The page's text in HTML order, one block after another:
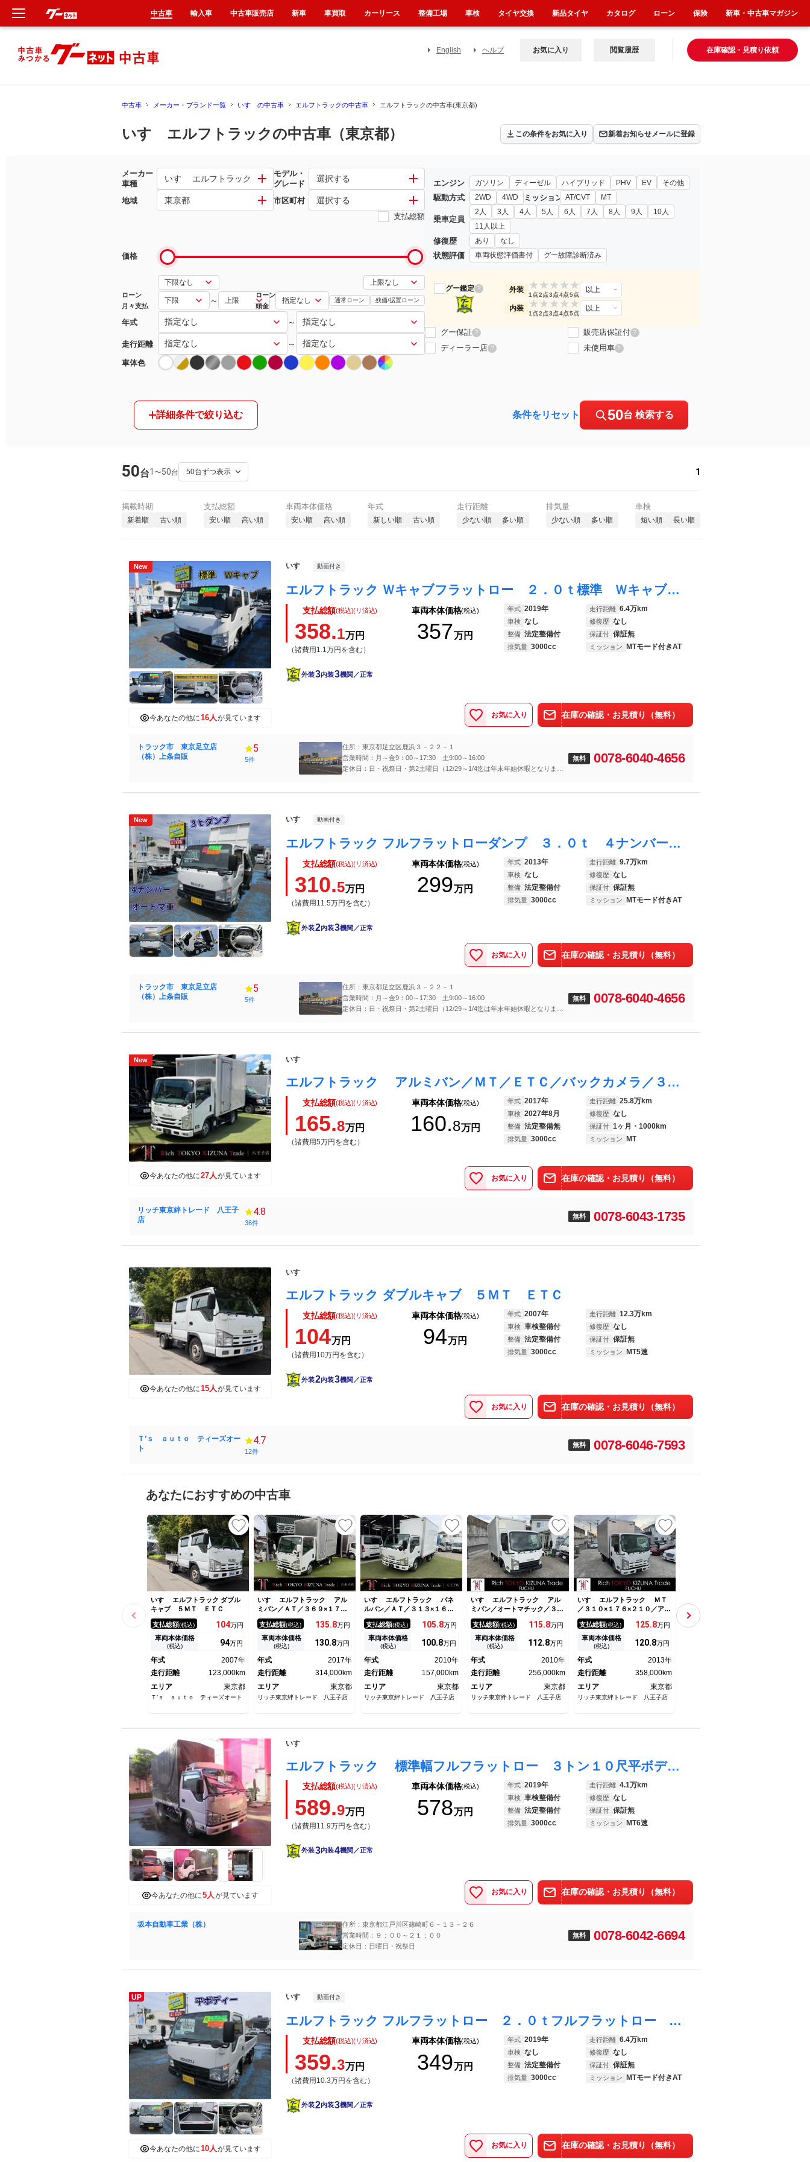
English ヘルプ 在庫確認・見積り依頼
お気に入り 閲覧履歴
中古車 メーカー・ブランド一覧 いすゞの中古車 エルフトラックの中古車 エルフトラックの中古車(東京都)
いすゞエルフトラックの中古車（東京都） この条件をお気に入り 新着お知らせメールに登録
メーカー
車種
いすゞ エルフトラック
モデル・
グレード
選択する
地域 東京都 市区町村 選択する
支払総額
価格
ローン
月々支払
～
ローン
頭金
通常ローン 残価/据置ローン
年式 ～
走行距離 ～
車体色
エンジン ガソリン ディーゼル ハイブリッド PHV EV その他
駆動方式 2WD 4WD ミッション AT/CVT MT
乗車定員
2人 3人 4人 5人 6人 7人 8人 9人
10人
11人以上
修復歴 あり なし
状態評価 車両状態評価書付 グー故障診断済み
グー鑑定 ? 外装 ★
1点
★
2点
★
3点
★
4点
★
5点
以上
内装 ★
1点
★
2点
★
3点
★
4点
★
5点
以上
グー保証 ? 販売店保証付 ?
ディーラー店 ? 未使用車 ?
詳細条件で絞り込む 条件をリセット 50台 検索する
50台1 〜50台 1
掲載時期
新着順 古い順
支払総額
安い順 高い順
車両本体価格
安い順 高い順
年式
新しい順 古い順
走行距離
少ない順 多い順
排気量
少ない順 多い順
車検
短い順 長い順
New
今あなたの他に16人が見ています
いすゞ 動画付き
エルフトラック Ｗキャブフラットロー ２．０ｔ標準 Ｗキャブ フルフラットロー 木製荷台・鳥居下板張 リヤヒーター キーレス セキュリティー 社外ＥＴＣ
支払総額(税込)(リ済込)
358.1万円
（諸費用1.1万円を含む）
車両本体価格(税込)
357万円
年式 2019年 走行距離 6.4万km
車検 なし 修復歴 なし
整備 法定整備付 保証付 保証無
排気量 3000cc ミッション MTモード付きAT
外装3内装3機関／正常
お気に入り 在庫の確認・お見積り（無料）
トラック市 東京足立店
（株）上条自販
5
5件
住所：東京都足立区鹿浜３－２２－１
営業時間：月～金9：00～17:30 土9:00～16:00
定休日：日・祝祭日・第2土曜日（12/29～1/4迄は年末年始休暇となりま
無料 0078-6040-4656
New いすゞ 動画付き
エルフトラック フルフラットローダンプ ３．０ｔ ４ナンバー 強化３方開ダンプ １０尺ボディー 左右手動コボレーン 社外ＥＴＣ
支払総額(税込)(リ済込)
310.5万円
（諸費用11.5万円を含む）
車両本体価格(税込)
299万円
年式 2013年 走行距離 9.7万km
車検 なし 修復歴 なし
整備 法定整備付 保証付 保証無
排気量 3000cc ミッション MTモード付きAT
外装2内装3機関／正常
お気に入り 在庫の確認・お見積り（無料）
トラック市 東京足立店
（株）上条自販
5
5件
住所：東京都足立区鹿浜３－２２－１
営業時間：月～金9：00～17:30 土9:00～16:00
定休日：日・祝祭日・第2土曜日（12/29～1/4迄は年末年始休暇となりま
無料 0078-6040-4656
New
今あなたの他に27人が見ています
いすゞ
エルフトラック アルミバン／ＭＴ／ＥＴＣ／バックカメラ／３１０×１７７×２０３／オーバーヘッドコンソール／ドライブレコーダー／電動格納ミラー／ラッシングレール二段／サイドドア
支払総額(税込)(リ済込)
165.8万円
（諸費用5万円を含む）
車両本体価格(税込)
160.8万円
年式 2017年 走行距離 25.8万km
車検 2027年8月 修復歴 なし
整備 法定整備無 保証付 1ヶ月・1000km
排気量 3000cc ミッション MT
お気に入り 在庫の確認・お見積り（無料）
リッチ東京絆トレード 八王子
店
4.8
36件
無料 0078-6043-1735
今あなたの他に15人が見ています
いすゞ
エルフトラック ダブルキャブ ５ＭＴ ＥＴＣ
支払総額(税込)(リ済込)
104万円
（諸費用10万円を含む）
車両本体価格(税込)
94万円
年式 2007年 走行距離 12.3万km
車検 車検整備付 修復歴 なし
整備 法定整備付 保証付 保証無
排気量 3000cc ミッション MT5速
外装2内装3機関／正常
お気に入り 在庫の確認・お見積り（無料）
Ｔ’ｓ ａｕｔｏ ティーズオー
ト
4.7
12件
無料 0078-6046-7593
あなたにおすすめの中古車
いすゞ エルフトラック ダブル
キャブ ５ＭＴ ＥＴＣ
支払総額(税込) 104万円
車両本体価格
(税込) 94万円
年式
2007年
走行距離
123,000km
エリア
東京都
Ｔ’ｓ ａｕｔｏ ティーズオート
いすゞ エルフトラック アル
ミバン／ＡＴ／３６９×１７７×
２３４／バックカメラ／ＥＴＣ
／オーバーヘッドコンソール／
社外デッキ ＣＮ－ＲＥ０３Ｄ
／ラッシングレール二段
支払総額(税込) 135.8万円
車両本体価格
(税込) 130.8万円
年式
2017年
走行距離
314,000km
エリア
東京都
リッチ東京絆トレード 八王子店
いすゞ エルフトラック パネ
ルバン／ＡＴ／３１３×１６９×
２０８／ＥＴＣ／バックカメラ
／電動格納ミラー／ラッシング
レール二段／
支払総額(税込) 105.8万円
車両本体価格
(税込) 100.8万円
年式
2010年
走行距離
157,000km
エリア
東京都
リッチ東京絆トレード 八王子店
いすゞ エルフトラック アル
ミバン／オートマチック／３１
０×１７７×２０１／社外デッキ
／ＥＴＣ／バックカメラ／サイ
ドドア／両側ラッシングレール
支払総額(税込) 115.8万円
車両本体価格
(税込) 112.8万円
年式
2010年
走行距離
256,000km
エリア
東京都
リッチ東京絆トレード 八王子店
いすゞ エルフトラック ＭＴ
／３１０×１７６×２１０／アル
ミバン／ラッシングレール二段
／ＥＴＣ／
支払総額(税込) 125.8万円
車両本体価格
(税込) 120.8万円
年式
2013年
走行距離
358,000km
エリア
東京都
リッチ東京絆トレード 八王子店
Ｔ／導風板／３１０×１７７×２
３４／パネルバン／ＥＴＣ／オ
ーバーヘッドコンソール／バッ
支払総額
今あなたの他に5人 が見ています
いすゞ
エルフトラック 標準幅フルフラットロー ３トン１０尺平ボディ 垂直ゲート 工事作業車 工作車 屋上デッキ 水タンク シートカバー ＥＴＣ２．０ ドライブレコーダー バックアイカメラ 衝突防止警報装置モービルアイ
支払総額(税込)(リ済込)
589.9万円
（諸費用11.9万円を含む）
車両本体価格(税込)
578万円
年式 2019年 走行距離 4.1万km
車検 車検整備付 修復歴 なし
整備 法定整備付 保証付 保証無
排気量 3000cc ミッション MT6速
外装3内装4機関／正常
お気に入り 在庫の確認・お見積り（無料）
坂本自動車工業（株）
住所：東京都江戸川区篠崎町６－１３－２６
営業時間：９：００～２１：００
定休日：日曜日・祝祭日
無料 0078-6042-6694
UP
今あなたの他に 10人 が見ています
いすゞ 動画付き
エルフトラック フルフラットロー ２．０ｔフルフラットロー 木製荷台 鳥居下板張 １０尺ボディー 社外ＥＴＣ
支払総額(税込)(リ済込)
359.3万円
（諸費用10.3万円を含む）
車両本体価格(税込)
349万円
年式 2019年 走行距離 6.4万km
車検 なし 修復歴 なし
整備 法定整備付 保証付 保証無
排気量 3000cc ミッション MTモード付きAT
外装2内装3機関／正常
お気に入り 在庫の確認・お見積り（無料）
中古車 輸入車 中古車販売店 新車 車買取 カーリース 整備工場 車検 タイヤ交換 新品タイヤ カタログ ローン 保険 新車・中古車マガジン
新車